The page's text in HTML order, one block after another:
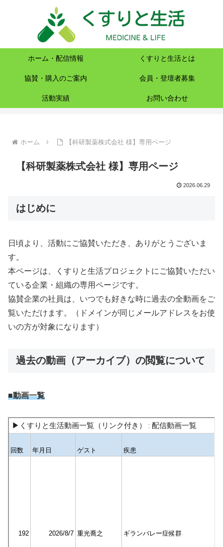
ホーム・配信情報 くすりと生活とは
協賛・購入のご案内 会員・登壇者募集
活動実績 お問い合わせ
ホーム 【科研製薬株式会社 様】専用ページ
【科研製薬株式会社 様】専用ページ
2026.06.29
はじめに
日頃より、活動にご協賛いただき、ありがとうございま
す。
本ページは、くすりと生活プロジェクトにご協賛いただい
ている企業・組織の専用ページです。
協賛企業の社員は、いつでも好きな時に過去の全動画をご
覧いただけます。（ドメインが同じメールアドレスをお使
いの方が対象になります）
過去の動画（アーカイブ）の閲覧について
■動画一覧